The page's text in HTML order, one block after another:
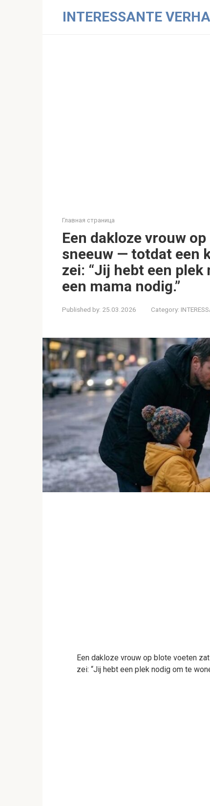
INTERESSANTE
Главная страница
Een dakloze vrouw
sneeuw — totdat een
zei: “Jij hebt een
een mama nodig.”
Published by: 25.03.2026 Category:
Een dakloze vrouw op blote voeten
zei: “Jij hebt een plek nodig om te